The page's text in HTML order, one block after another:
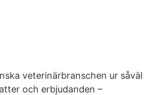
veterinärbranschen ur såväl
och erbjudanden –